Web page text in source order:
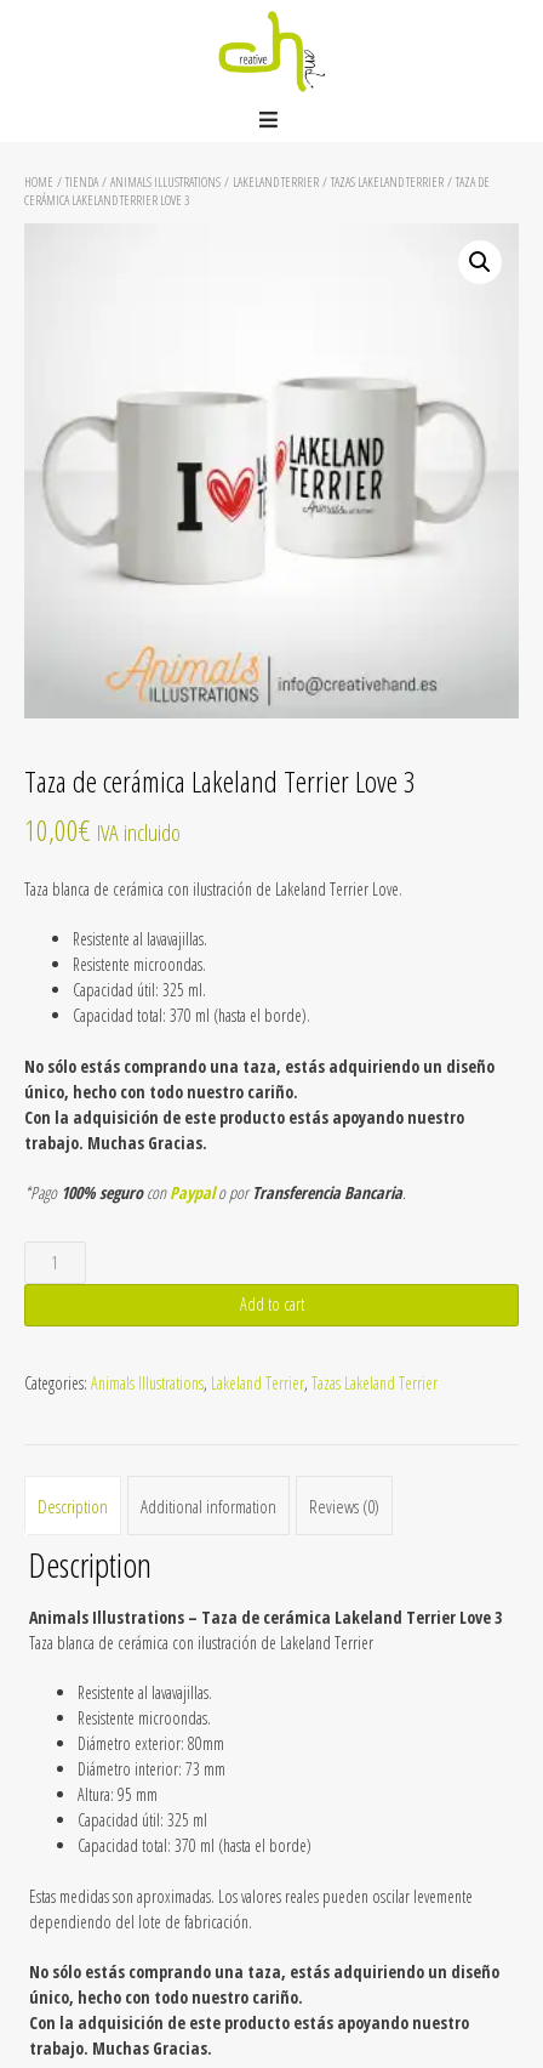
HOME / TIENDA/ ANIMALS ILLUSTRATIONS / LAKELAND TERRIER / TAZAS LAKELAND TERRIER / TAZA DE
CERÁMICA LAKELAND TERRIER LOVE 3
Taza de cerámica Lakeland Terrier Love 3
10,00€ IVA incluido
Taza blanca de cerámica con ilustración de Lakeland Terrier Love.
Resistente al lavavajillas.
Resistente microondas.
Capacidad útil: 325 ml.
Capacidad total: 370 ml (hasta el borde).
No sólo estás comprando una taza, estás adquiriendo un diseño
único, hecho con todo nuestro cariño.
Con la adquisición de este producto estás apoyando nuestro
trabajo. Muchas Gracias.
*Pago 100% seguroconPaypalo porTransferencia Bancaria.
de
Lakeland
Love
Add to cart
Categories: Animals Illustrations, Lakeland Terrier, Tazas Lakeland Terrier
Description Additional information Reviews (0)
Description
Animals Illustrations – Taza de cerámica Lakeland Terrier Love 3
Taza blanca de cerámica con ilustración de Lakeland Terrier
Resistente al lavavajillas.
Resistente microondas.
Diámetro exterior: 80mm
Diámetro interior: 73 mm
Altura: 95 mm
Capacidad útil: 325 ml
Capacidad total: 370 ml (hasta el borde)
Estas medidas son aproximadas. Los valores reales pueden oscilar levemente
dependiendo del lote de fabricación.
No sólo estás comprando una taza, estás adquiriendo un diseño
único, hecho con todo nuestro cariño.
Con la adquisición de este producto estás apoyando nuestro
trabajo. Muchas Gracias.